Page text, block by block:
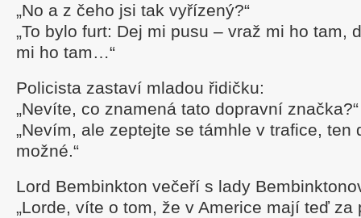
„No a z čeho jsi tak vyřízený?“
„To bylo furt: Dej mi pusu – vraž mi ho tam,
mi ho tam…“
Policista zastaví mladou řidičku:
„Nevíte, co znamená tato dopravní značka?“
„Nevím, ale zeptejte se támhle v trafice, ten
možné.“
Lord Bembinkton večeří s lady
„Lorde, víte o tom, že v Americe mají teď za